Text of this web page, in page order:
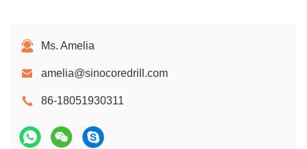
Ms. Amelia
amelia@sinocoredrill.com
86-18051930311